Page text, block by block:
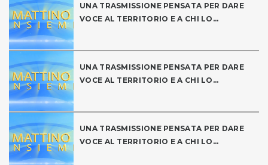
UNA TRASMISSIONE PENSATA PER DARE
VOCE AL TERRITORIO E A CHI LO...
UNA TRASMISSIONE PENSATA PER DARE
VOCE AL TERRITORIO E A CHI LO...
UNA TRASMISSIONE PENSATA PER DARE
VOCE AL TERRITORIO E A CHI LO...